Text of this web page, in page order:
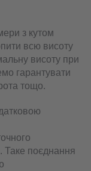
з кутом
всю висоту
висоту при
гарантувати
тощо.
Таке поєднання